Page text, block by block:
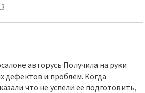
авторусь Получила на руки
дефектов и проблем. Когда
что не успели её подготовить,